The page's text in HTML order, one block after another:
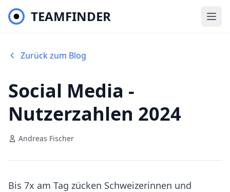
TEAMFINDER
Zurück zum Blog
Social Media -
Nutzerzahlen 2024
Andreas Fischer
Bis 7x am Tag zücken Schweizerinnen und